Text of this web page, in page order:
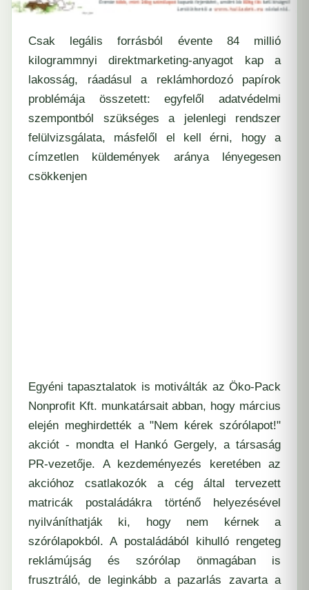
Csak legális forrásból évente 84 millió
kilogrammnyi direktmarketing-anyagot kap a
lakosság, ráadásul a reklámhordozó papírok
problémája összetett: egyfelől adatvédelmi
szempontból szükséges a jelenlegi rendszer
felülvizsgálata, másfelől el kell érni, hogy a
címzetlen küldemények aránya lényegesen
csökkenjen
Egyéni tapasztalatok is motiválták az Öko-Pack
Nonprofit Kft. munkatársait abban, hogy március
elején meghirdették a "Nem kérek szórólapot!"
akciót - mondta el Hankó Gergely, a társaság
PR-vezetője. A kezdeményezés keretében az
akcióhoz csatlakozók a cég által tervezett
matricák postaládákra történő helyezésével
nyilváníthatják ki, hogy nem kérnek a
szórólapokból. A postaládából kihulló rengeteg
reklámújság és szórólap önmagában is
frusztráló, de leginkább a pazarlás zavarta a